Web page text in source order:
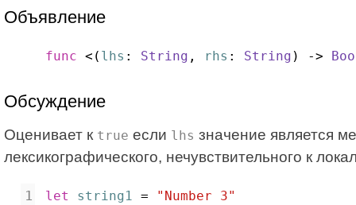
Объявление
func <( lhs : String , rhs : String ) ->
Обсуждение
Оценивает к true если lhs значение является
лексикографического, нечувствительного к
let string1 =
"Number 3"